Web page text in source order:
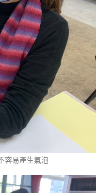
容易產生氣泡